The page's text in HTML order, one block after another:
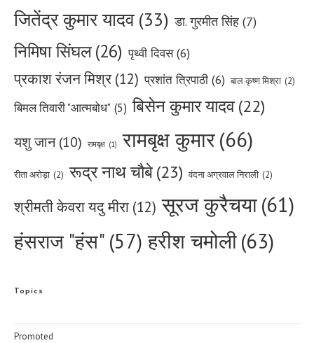
जितेंद्र कुमार यादव (33) डा. गुरमीत सिंह (7)
निमिषा सिंघल(26) पृथ्वी दिवस (6)
प्रकाश रंजन मिश्र (12) प्रशांत त्रिपाठी (6) बाल कृष्ण मिश्रा (2)
बिमल तिवारी "आत्मबोध" (5) बिसेन कुमार यादव(22)
यशु जान (10) रामबृक्ष (1) रामबृक्ष कुमार(66)
रीता अरोड़ा (2) रूद्र नाथ चौबे(23) वंदना अग्रवाल निराली (2)
श्रीमती केवरा यदु मीरा (12) सूरज कुरैचया(61)
हंसराज "हंस" (57) हरीश चमोली(63)
Topics
Promoted